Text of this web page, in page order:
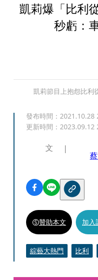
凱莉爆「比利
秒虧：
凱莉節目上抱怨比利
發布時間： 2021.10.28
更新時間： 2023.09.12
文
贊助本文 加入
綜藝大熱門 比利